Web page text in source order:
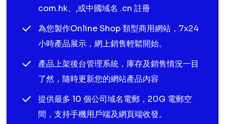
com.hk、,或中國域名 .cn 註冊
為您製作Online Shop 類型商用網站，7x24
小時產品展示，網上銷售輕鬆開始。
產品上架後台管理系統，庫存及銷售情況一目
了然，隨時更新您的網站產品內容
提供最多 10 個公司域名電郵，20G 電郵空
間，支持手機用戶端及網頁端收發。